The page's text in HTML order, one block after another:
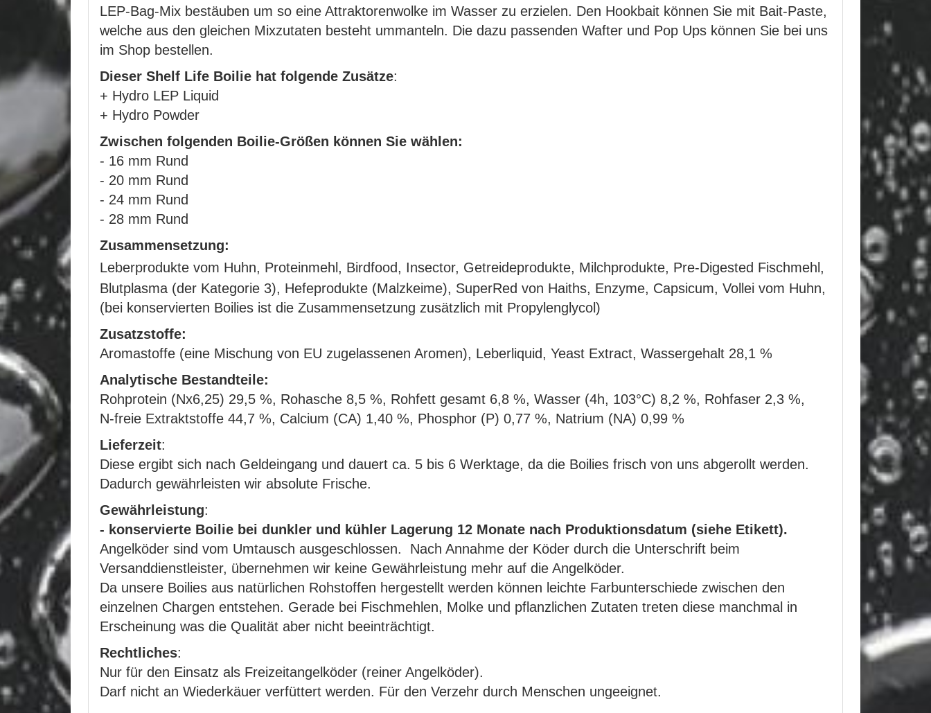
LEP-Bag-Mix bestäuben um so eine Attraktorenwolke im Wasser zu erzielen. Den Hookbait können Sie mit Bait-Paste,
welche aus den gleichen Mixzutaten besteht ummanteln. Die dazu passenden Wafter und Pop Ups können Sie bei uns
im Shop bestellen.
Dieser Shelf Life Boilie hat folgende Zusätze:
+ Hydro LEP Liquid
+ Hydro Powder
Zwischen folgenden Boilie-Größen können Sie wählen:
- 16 mm Rund
- 20 mm Rund
- 24 mm Rund
- 28 mm Rund
Zusammensetzung:
Leberprodukte vom Huhn, Proteinmehl, Birdfood, Insector, Getreideprodukte, Milchprodukte, Pre-Digested Fischmehl,
Blutplasma (der Kategorie 3), Hefeprodukte (Malzkeime), SuperRed von Haiths, Enzyme, Capsicum, Vollei vom Huhn,
(bei konservierten Boilies ist die Zusammensetzung zusätzlich mit Propylenglycol)
Zusatzstoffe:
Aromastoffe (eine Mischung von EU zugelassenen Aromen), Leberliquid, Yeast Extract, Wassergehalt 28,1 %
Analytische Bestandteile:
Rohprotein (Nx6,25) 29,5 %, Rohasche 8,5 %, Rohfett gesamt 6,8 %, Wasser (4h, 103°C) 8,2 %, Rohfaser 2,3 %,
N-freie Extraktstoffe 44,7 %, Calcium (CA) 1,40 %, Phosphor (P) 0,77 %, Natrium (NA) 0,99 %
Lieferzeit:
Diese ergibt sich nach Geldeingang und dauert ca. 5 bis 6 Werktage, da die Boilies frisch von uns abgerollt werden.
Dadurch gewährleisten wir absolute Frische.
Gewährleistung:
- konservierte Boilie bei dunkler und kühler Lagerung 12 Monate nach Produktionsdatum (siehe Etikett).
Angelköder sind vom Umtausch ausgeschlossen. Nach Annahme der Köder durch die Unterschrift beim
Versanddienstleister, übernehmen wir keine Gewährleistung mehr auf die Angelköder.
Da unsere Boilies aus natürlichen Rohstoffen hergestellt werden können leichte Farbunterschiede zwischen den
einzelnen Chargen entstehen. Gerade bei Fischmehlen, Molke und pflanzlichen Zutaten treten diese manchmal in
Erscheinung was die Qualität aber nicht beeinträchtigt.
Rechtliches:
Nur für den Einsatz als Freizeitangelköder (reiner Angelköder).
Darf nicht an Wiederkäuer verfüttert werden. Für den Verzehr durch Menschen ungeeignet.